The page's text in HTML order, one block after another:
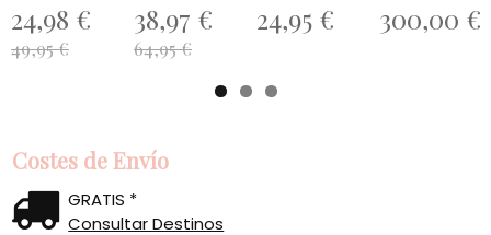
Costes de Envío
GRATIS *
Consultar Destinos
24,98 €
49,95 €
38,97 €
64,95 €
24,95 € 300,00 €